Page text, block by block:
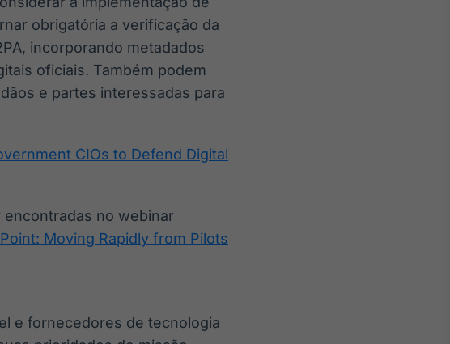
obrigatória a verificação da
incorporando metadados
oficiais. Também podem
e partes interessadas para
CIOs to Defend Digital
no webinar
Moving Rapidly from Pilots
e fornecedores de tecnologia